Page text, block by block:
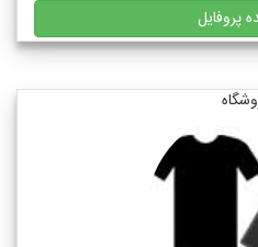
پروفایل